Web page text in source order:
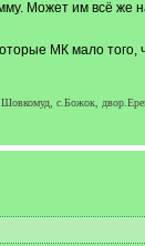
Может им всё
МК мало
с.Божок,